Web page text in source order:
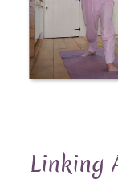
Linking